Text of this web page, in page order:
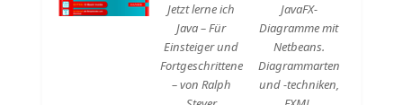
Jetzt lerne ich
Java – Für
Einsteiger und
Fortgeschrittene
– von Ralph
JavaFX-
Diagramme mit
Netbeans.
Diagrammarten
und -techniken,